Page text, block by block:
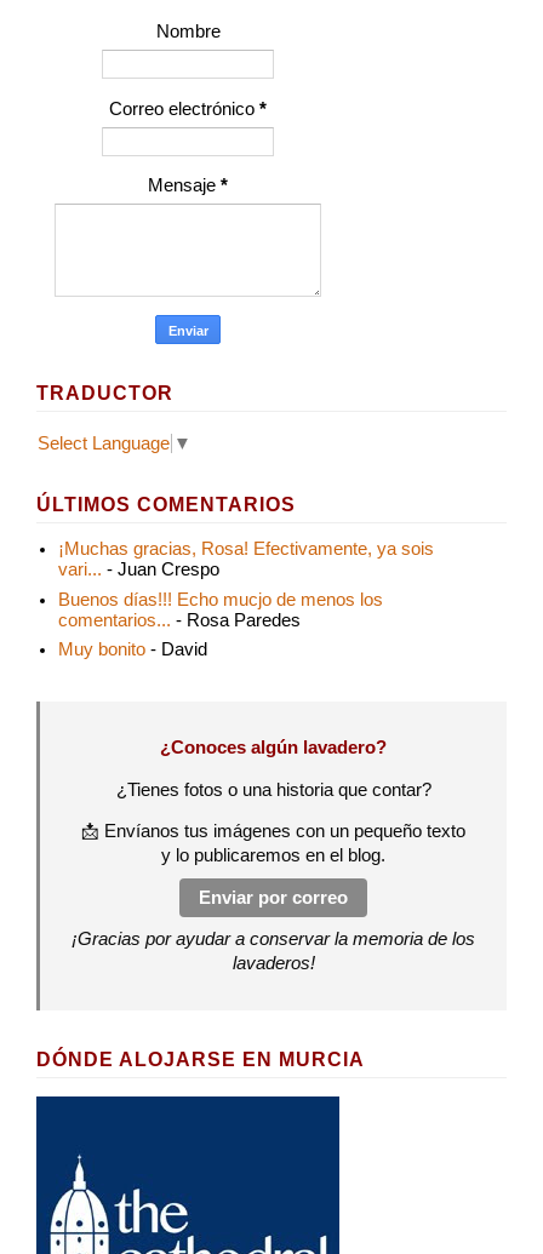
Nombre
Correo electrónico *
Mensaje *
TRADUCTOR
Select Language ▼
ÚLTIMOS COMENTARIOS
¡Muchas gracias, Rosa! Efectivamente, ya sois
vari... - Juan Crespo
Buenos días!!! Echo mucjo de menos los
comentarios... - Rosa Paredes
Muy bonito - David
¿Conoces algún lavadero?
¿Tienes fotos o una historia que contar?
📩 Envíanos tus imágenes con un pequeño texto
y lo publicaremos en el blog.
Enviar por correo
¡Gracias por ayudar a conservar la memoria de los
lavaderos!
DÓNDE ALOJARSE EN MURCIA